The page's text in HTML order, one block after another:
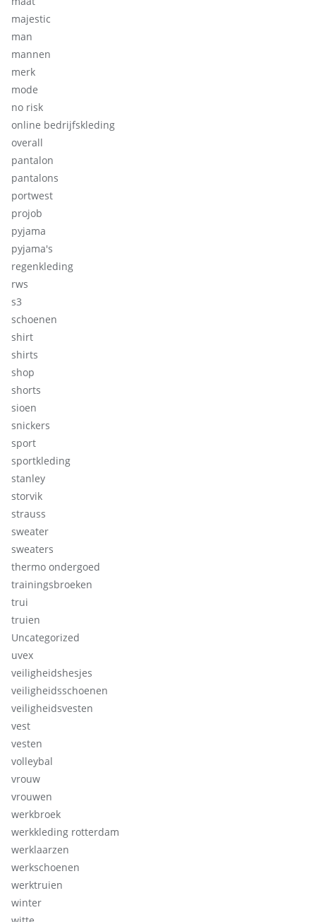
majestic
man
mannen
merk
mode
no risk
online bedrijfskleding
overall
pantalon
pantalons
portwest
projob
pyjama
pyjama's
regenkleding
rws
s3
schoenen
shirt
shirts
shop
shorts
sioen
snickers
sport
sportkleding
stanley
storvik
strauss
sweater
sweaters
thermo ondergoed
trainingsbroeken
trui
truien
Uncategorized
uvex
veiligheidshesjes
veiligheidsschoenen
veiligheidsvesten
vest
vesten
volleybal
vrouw
vrouwen
werkbroek
werkkleding rotterdam
werklaarzen
werkschoenen
werktruien
winter